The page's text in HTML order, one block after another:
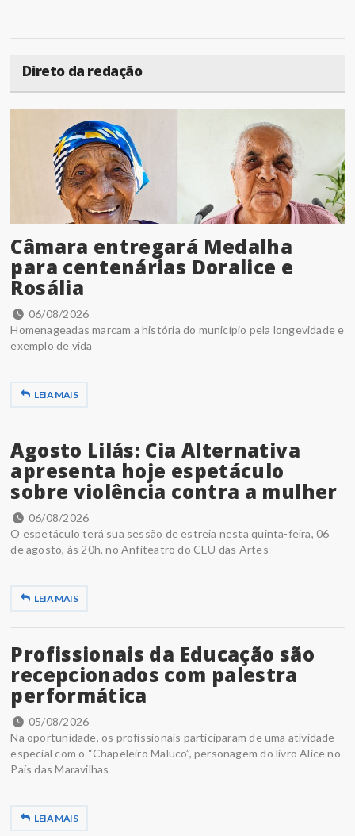
Direto da redação
Câmara entregará Medalha
para centenárias Doralice e
Rosália
06/08/2026
Homenageadas marcam a história do município pela longevidade e
exemplo de vida
LEIA MAIS
Agosto Lilás: Cia Alternativa
apresenta hoje espetáculo
sobre violência contra a mulher
06/08/2026
O espetáculo terá sua sessão de estreia nesta quinta-feira, 06
de agosto, às 20h, no Anfiteatro do CEU das Artes
LEIA MAIS
Profissionais da Educação são
recepcionados com palestra
performática
05/08/2026
Na oportunidade, os profissionais participaram de uma atividade
especial com o “Chapeleiro Maluco”, personagem do livro Alice no
País das Maravilhas
LEIA MAIS